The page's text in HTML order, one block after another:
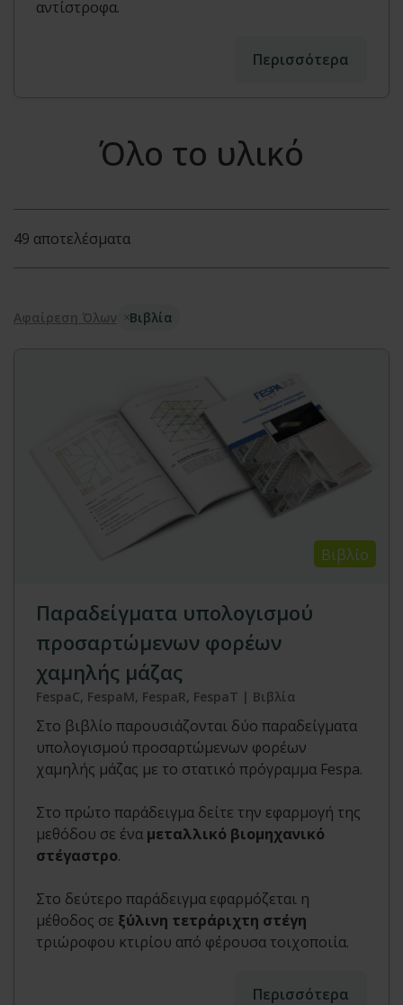
αντίστροφα.
Περισσότερα
Όλο το υλικό
49 αποτελέσματα
Αφαίρεση Όλων Βιβλία
Βιβλίο
Παραδείγματα υπολογισμού
προσαρτώμενων φορέων
χαμηλής μάζας
FespaC, FespaM, FespaR, FespaT | Βιβλία
Στο βιβλίο παρουσιάζονται δύο παραδείγματα
υπολογισμού προσαρτώμενων φορέων
χαμηλής μάζας με το στατικό πρόγραμμα Fespa.
Στο πρώτο παράδειγμα δείτε την εφαρμογή της
μεθόδου σε ένα μεταλλικό βιομηχανικό
στέγαστρο.
Στο δεύτερο παράδειγμα εφαρμόζεται η
μέθοδος σε ξύλινη τετράριχτη στέγη
τριώροφου κτιρίου από φέρουσα τοιχοποιία.
Περισσότερα